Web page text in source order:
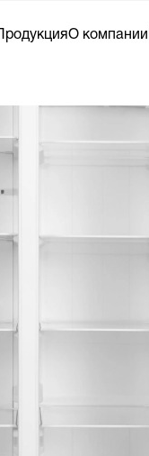
ПродукцияО компании